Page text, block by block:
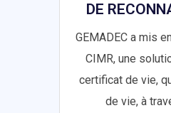
DE
GEMADEC a mis
CIMR, une
certificat de vie,
de vie, à